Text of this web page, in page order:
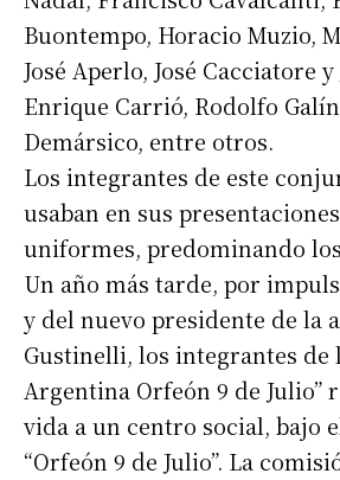
Buontempo, Horacio Muzio,
José Aperlo, José Cacciatore
Enrique Carrió, Rodolfo
Demársico, entre otros.
Los integrantes de este
usaban en sus
uniformes, predominando
Un año más tarde, por
y del nuevo presidente de la
Gustinelli, los integrantes de
Argentina Orfeón 9 de Julio”
vida a un centro social, bajo
“Orfeón 9 de Julio”. La